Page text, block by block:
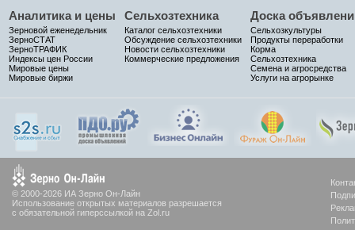
Аналитика и цены
Зерновой еженедельник
ЗерноСТАТ
ЗерноТРАФИК
Индексы цен России
Мировые цены
Мировые биржи
Сельхозтехника
Каталог сельхозтехники
Обсуждение сельхозтехники
Новости сельхозтехники
Коммерческие предложения
Доска
Сельхозкультуры
Продукты переработки
Корма
Сельхозтехника
Семена и агросредства
Услуги на агрорынке
© 2000-2026 ИА Зерно Он-Лайн
Использование открытых материалов разрешается
с обязательной гиперссылкой на Zol.ru